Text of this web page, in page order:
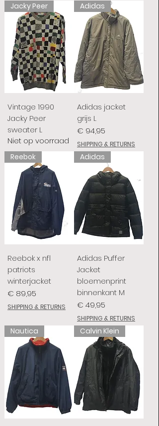
Jacky Peer
Vintage 1990
Jacky Peer
sweater L
Niet op voorraad
Adidas
Adidas jacket
grijs L
Prijs
€ 94,95
SHIPPING & RETURNS
Reebok
Reebok x nfl
patriots
winterjacket
Prijs
€ 89,95
SHIPPING & RETURNS
Adidas
Adidas Puffer
Jacket
bloemenprint
binnenkant M
Prijs
€ 49,95
SHIPPING & RETURNS
Nautica Calvin Klein